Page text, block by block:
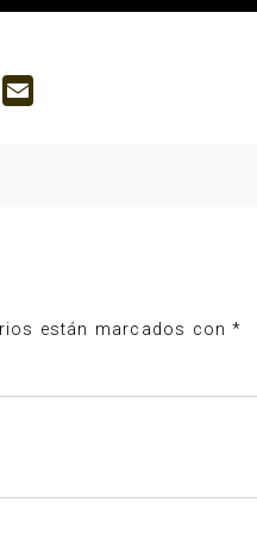
Twitter
están marcados con*